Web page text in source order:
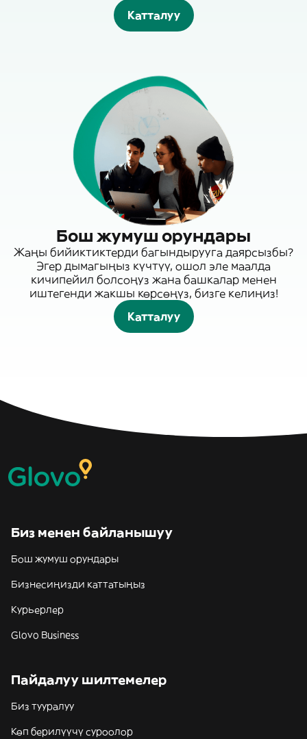
Катталуу
Бош жумуш орундары
Жаңы бийиктиктерди багындырууга даярсызбы?
Эгер дымагыңыз күчтүү, ошол эле маалда
кичипейил болсоңуз жана башкалар менен
иштегенди жакшы көрсөңүз, бизге келиңиз!
Катталуу
Биз менен байланышуу
Бош жумуш орундары
Бизнесиңизди каттатыңыз
Курьерлер
Glovo Business
Пайдалуу шилтемелер
Биз тууралуу
Көп берилүүчү суроолор